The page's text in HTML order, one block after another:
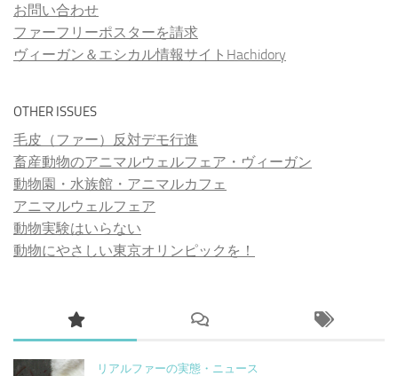
お問い合わせ
ファーフリーポスターを請求
ヴィーガン＆エシカル情報サイトHachidory
OTHER ISSUES
毛皮（ファー）反対デモ行進
畜産動物のアニマルウェルフェア・ヴィーガン
動物園・水族館・アニマルカフェ
アニマルウェルフェア
動物実験はいらない
動物にやさしい東京オリンピックを！
リアルファーの実態・ニュース